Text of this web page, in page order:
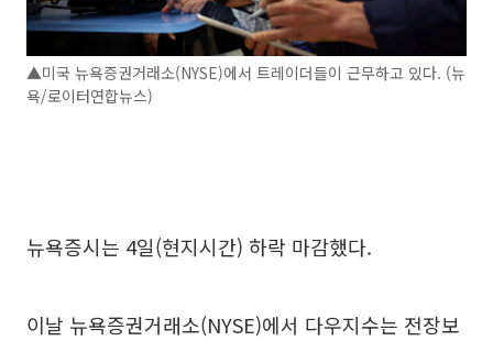
▲미국 뉴욕증권거래소(NYSE)에서 트레이더들이 근무하고 있다. (뉴
욕/로이터연합뉴스)
뉴욕증시는 4일(현지시간) 하락 마감했다.
이날 뉴욕증권거래소(NYSE)에서 다우지수는 전장보